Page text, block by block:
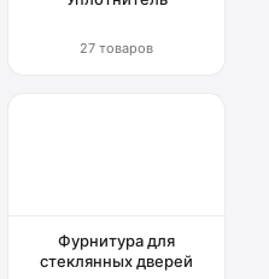
27 товаров
Фурнитура для
стеклянных дверей